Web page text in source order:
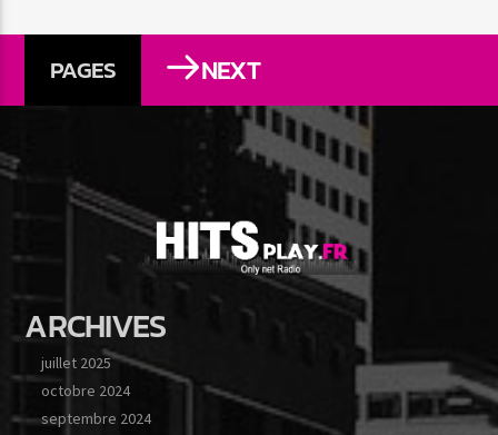
PAGES NEXT
ARCHIVES
juillet 2025
octobre 2024
septembre 2024